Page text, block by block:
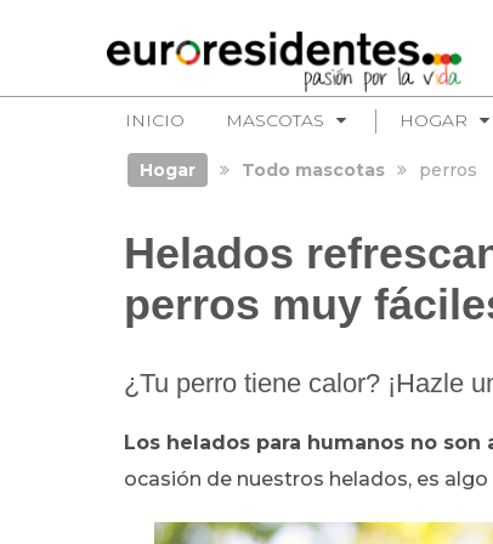
INICIO MASCOTAS HOGAR
Hogar Todo mascotas perros
Helados
perros muy
¿Tu perro tiene calor? ¡Hazle
Los helados para humanos no son
ocasión de nuestros helados, es